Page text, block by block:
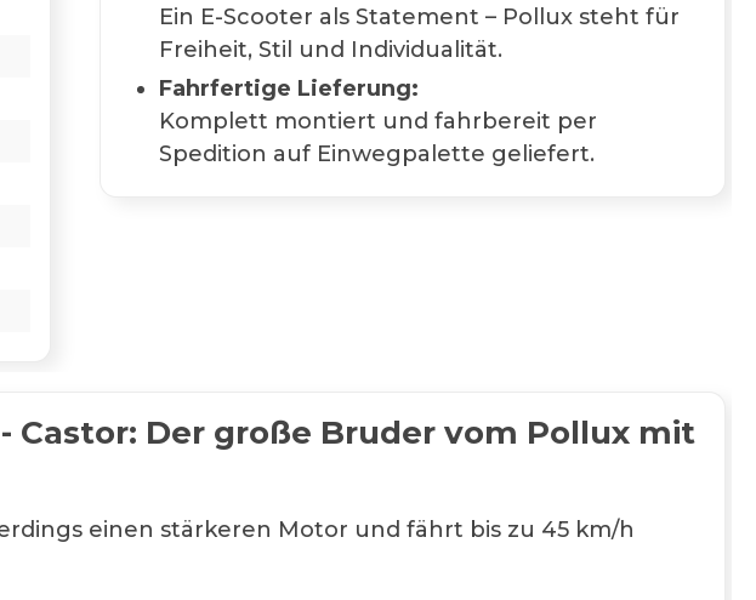
Ein E-Scooter als Statement – Pollux steht für
Freiheit, Stil und Individualität.
Fahrfertige Lieferung:
Komplett montiert und fahrbereit per
Spedition auf Einwegpalette geliefert.
Castor: Der große Bruder vom Pollux mit
einen stärkeren Motor und fährt bis zu 45 km/h